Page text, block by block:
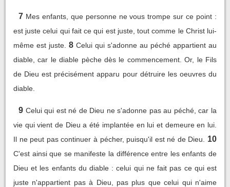
7 Mes enfants, que personne ne vous trompe sur ce point :
est juste celui qui fait ce qui est juste, tout comme le Christ lui-
même est juste. 8 Celui qui s'adonne au péché appartient au
diable, car le diable pèche dès le commencement. Or, le Fils
de Dieu est précisément apparu pour détruire les oeuvres du
diable.
9 Celui qui est né de Dieu ne s'adonne pas au péché, car la
vie qui vient de Dieu a été implantée en lui et demeure en lui.
Il ne peut pas continuer à pécher, puisqu'il est né de Dieu.
10
C'est ainsi que se manifeste la différence entre les enfants de
Dieu et les enfants du diable : celui qui ne fait pas ce qui est
juste n'appartient pas à Dieu, pas plus que celui qui n'aime